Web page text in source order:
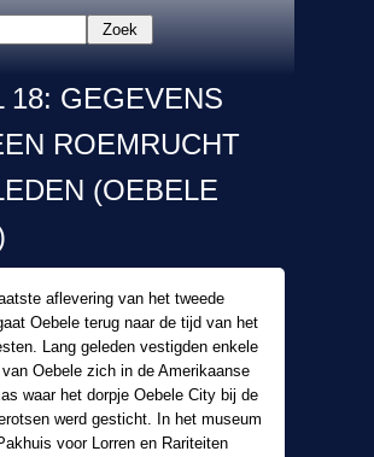
18: GEGEVENS
ROEMRUCHT
(OEBELE
aflevering van het tweede
Oebele terug naar de tijd van het
Lang geleden vestigden enkele
Oebele zich in de Amerikaanse
waar het dorpje Oebele City bij de
werd gesticht. In het museum
voor Lorren en Rariteiten
Zoek